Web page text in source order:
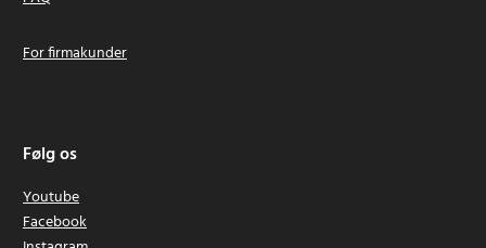
For firmakunder
Følg os
Youtube
Facebook